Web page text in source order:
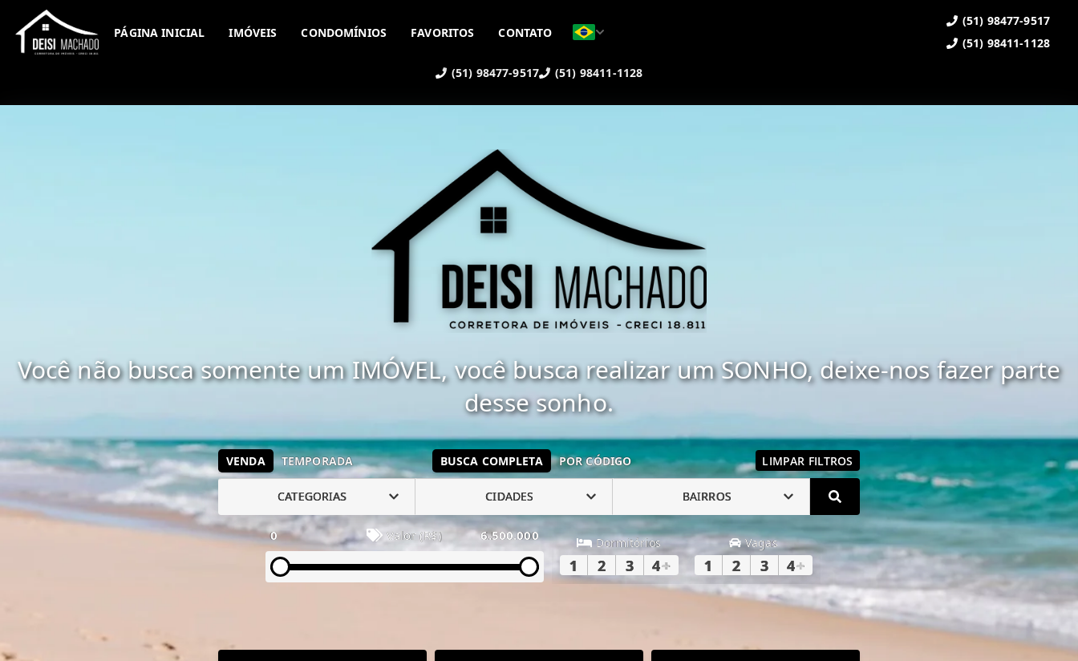
(51) 98477-9517 (51) 98411-1128
PÁGINA INICIAL IMÓVEIS CONDOMÍNIOS FAVORITOS CONTATO
(51) 98477-9517
(51) 98411-1128
Você não busca somente um IMÓVEL, você busca realizar um SONHO, deixe-nos fazer parte
desse sonho.
VENDA TEMPORADA BUSCA COMPLETA POR CÓDIGO LIMPAR FILTROS
CATEGORIAS CIDADES BAIRROS
0 Valor (R$) 6.500.000 Dormitórios
1 2 3 4+
Vagas
1 2 3 4+